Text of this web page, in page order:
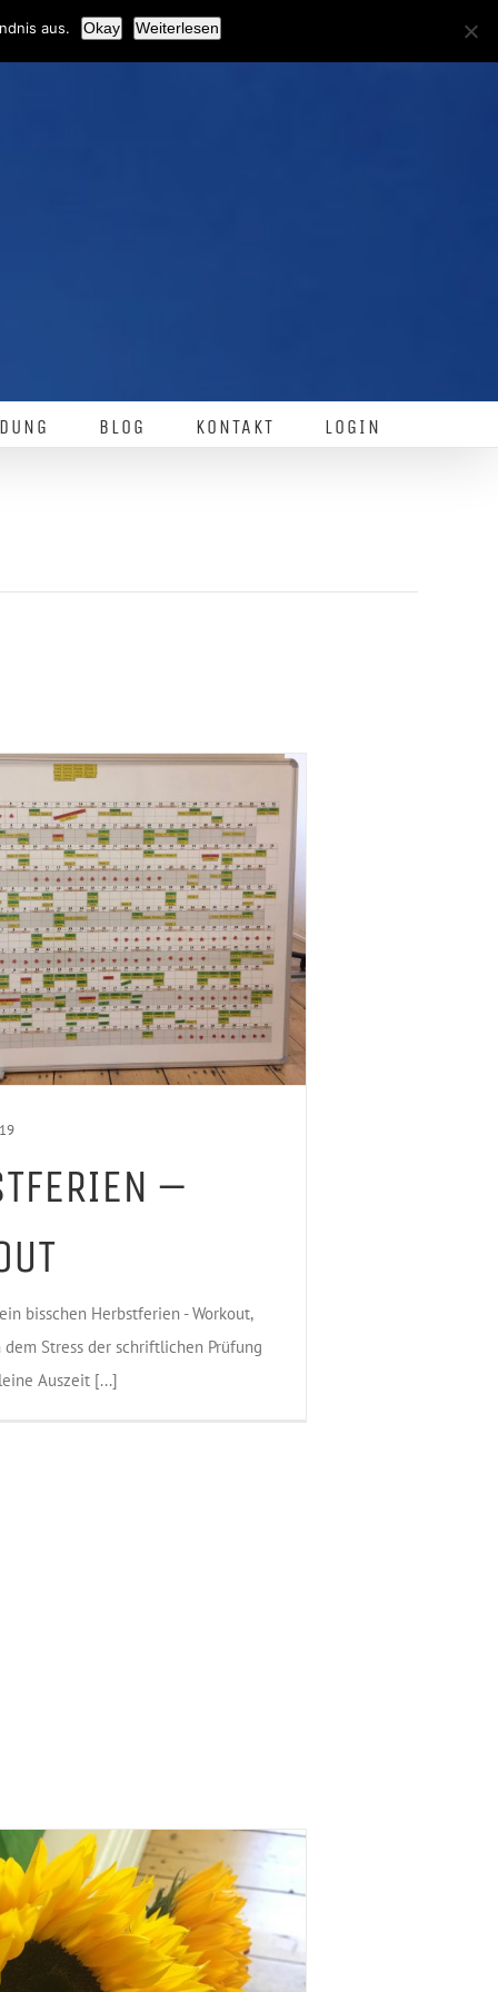
Facebook
BLOG KONTAKT LOGIN
–
bisschen Herbstferien - Workout,
dem Stress der schriftlichen Prüfung
Auszeit [...]
aus. Okay Weiterlesen